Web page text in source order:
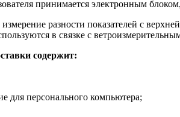
принимается электронным
разности показателей с
в связке с
содержит:
для персонального компьютера;